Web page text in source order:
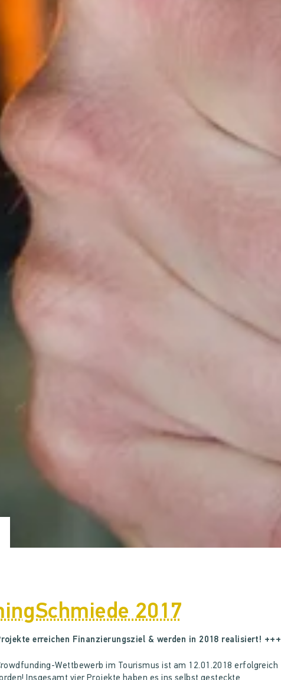
2017
erreichen Finanzierungsziel & werden in 2018 realisiert! +++
Wettbewerb im Tourismus ist am 12.01.2018 erfolgreich
Insgesamt vier Projekte haben es ins selbst gesteckte